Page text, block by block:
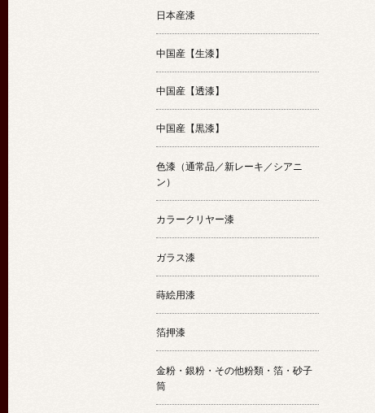
日本産漆
中国産【生漆】
中国産【透漆】
中国産【黒漆】
色漆（通常品／新レーキ／シアニ
ン）
カラークリヤー漆
ガラス漆
蒔絵用漆
箔押漆
金粉・銀粉・その他粉類・箔・砂子
筒